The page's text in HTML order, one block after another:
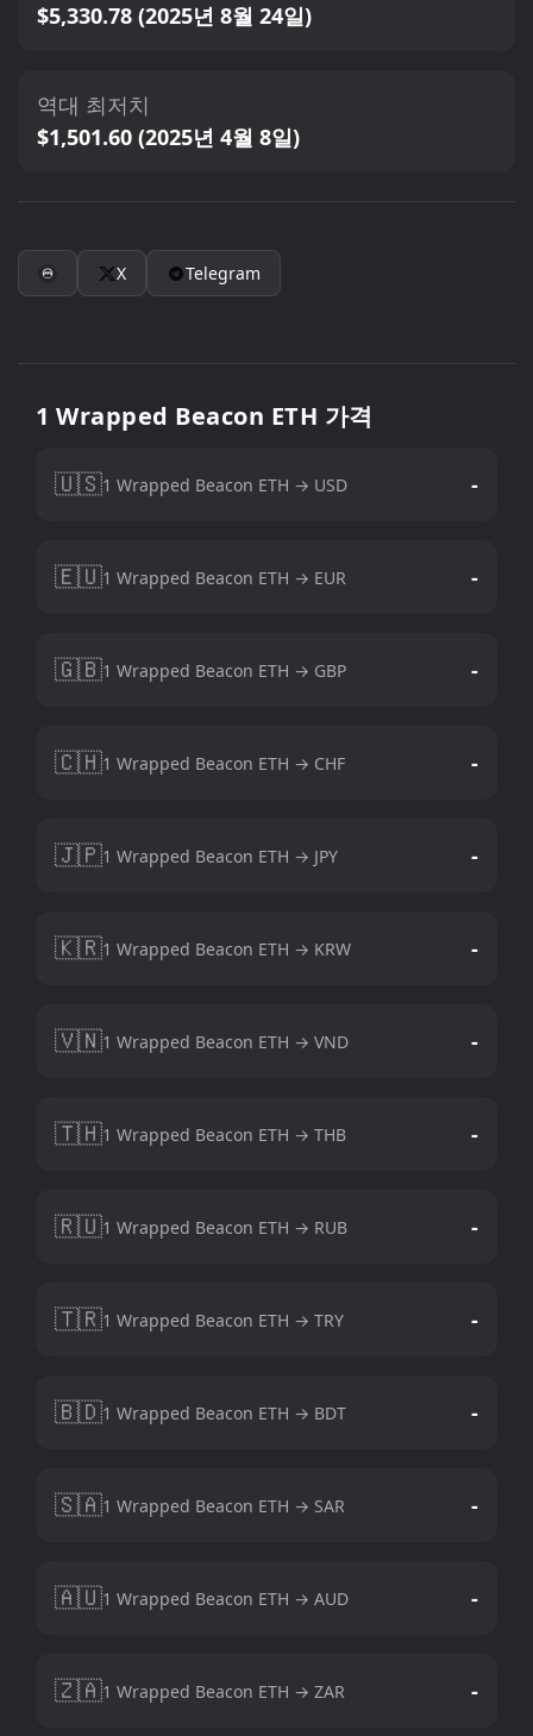
$5,330.78 (2025년 8월 24일)
역대 최저치
$1,501.60 (2025년 4월 8일)
X Telegram
1 Wrapped Beacon ETH 가격
🇺🇸1 Wrapped Beacon ETH → USD -
🇪🇺1 Wrapped Beacon ETH → EUR -
🇬🇧1 Wrapped Beacon ETH → GBP -
🇨🇭1 Wrapped Beacon ETH → CHF -
🇯🇵1 Wrapped Beacon ETH → JPY -
🇰🇷1 Wrapped Beacon ETH → KRW -
🇻🇳1 Wrapped Beacon ETH → VND -
🇹🇭1 Wrapped Beacon ETH → THB -
🇷🇺1 Wrapped Beacon ETH → RUB -
🇹🇷1 Wrapped Beacon ETH → TRY -
🇧🇩1 Wrapped Beacon ETH → BDT -
🇸🇦1 Wrapped Beacon ETH → SAR -
🇦🇺1 Wrapped Beacon ETH → AUD -
🇿🇦1 Wrapped Beacon ETH → ZAR -